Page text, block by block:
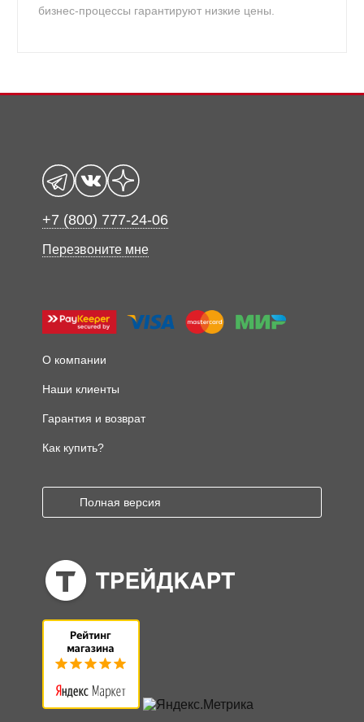
бизнес-процессы гарантируют низкие цены.
+7 (800) 777-24-06
Перезвоните мне
О компании
Наши клиенты
Гарантия и возврат
Как купить?
Полная версия